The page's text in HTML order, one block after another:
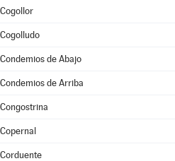
Cogollor
Cogolludo
Condemios de Abajo
Condemios de Arriba
Congostrina
Copernal
Corduente